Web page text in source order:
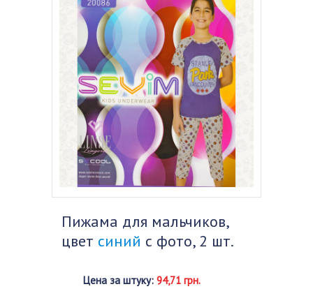
Пижама для мальчиков,
цвет синий с фото, 2 шт.
Цена за штуку: 94,71 грн.